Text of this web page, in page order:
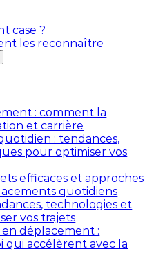
case ?
les reconnaître
: comment la
et carrière
: tendances,
pour optimiser vos
efficaces et approches
quotidiens
technologies et
vos trajets
déplacement :
qui accélèrent avec la